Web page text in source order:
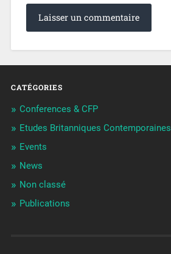
CATÉGORIES
Conferences & CFP
Etudes Britanniques Contemporaines
Events
News
Non classé
Publications